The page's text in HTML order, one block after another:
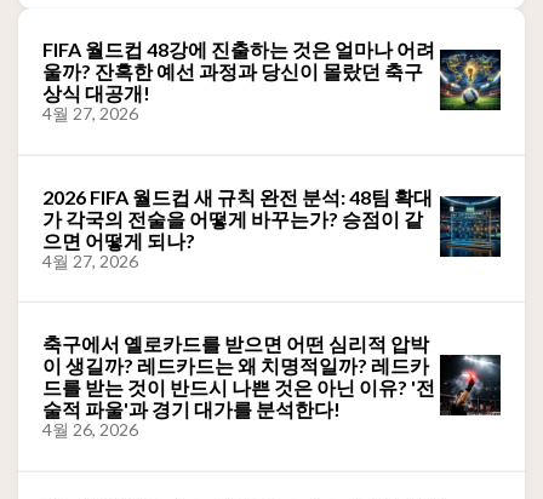
FIFA 월드컵 48강에 진출하는 것은 얼마나 어려
울까? 잔혹한 예선 과정과 당신이 몰랐던 축구
상식 대공개!
4월 27, 2026
2026 FIFA 월드컵 새 규칙 완전 분석: 48팀 확대
가 각국의 전술을 어떻게 바꾸는가? 승점이 같
으면 어떻게 되나?
4월 27, 2026
축구에서 옐로카드를 받으면 어떤 심리적 압박
이 생길까? 레드카드는 왜 치명적일까? 레드카
드를 받는 것이 반드시 나쁜 것은 아닌 이유? '전
술적 파울'과 경기 대가를 분석한다!
4월 26, 2026